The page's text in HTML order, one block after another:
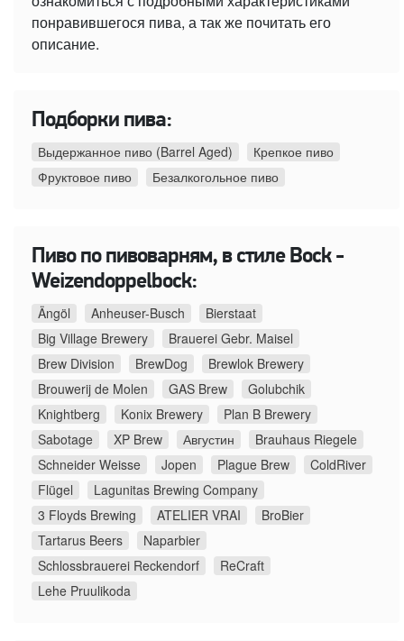
понравившегося пива, а так же почитать его
описание.
Подборки пива:
Выдержанное пиво (Barrel Aged)
Крепкое пиво
Фруктовое пиво
Безалкогольное пиво
Пиво по пивоварням, в стиле Bock -
Weizendoppelbock:
Ängöl Anheuser-Busch
Bierstaat
Big Village Brewery
Brauerei Gebr. Maisel
Brew Division
BrewDog
Brewlok Brewery
Brouwerij de Molen
GAS Brew
Golubchik
Knightberg
Konix Brewery
Plan B Brewery
Sabotage
XP Brew Августин
Brauhaus Riegele
Schneider Weisse
Jopen Plague Brew
ColdRiver
Flügel
Lagunitas Brewing Company
3 Floyds Brewing
ATELIER VRAI
BroBier
Tartarus Beers
Naparbier
Schlossbrauerei Reckendorf
ReCraft
Lehe Pruulikoda